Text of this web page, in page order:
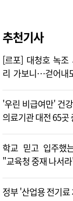
추천기사
[르포] 대청호 녹조
리 가보니…걷어내
빛
'우린 비급여만' 건
의료기관 대전 65곳
학교 믿고 입주했
"교육청 중재 나서
정부 '산업용 전기